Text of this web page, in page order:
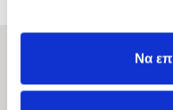
Να
ΚYANA